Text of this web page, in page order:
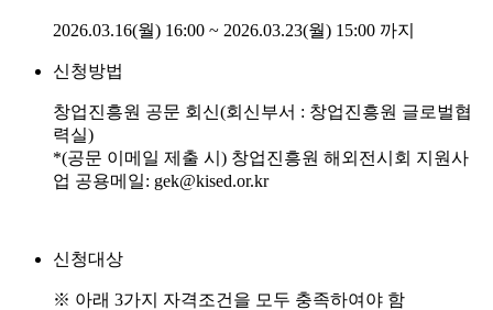
2026.03.16(월) 16:00 ~ 2026.03.23(월) 15:00 까지
신청방법
창업진흥원 공문 회신(회신부서 : 창업진흥원 글로벌협
력실)
*(공문 이메일 제출 시) 창업진흥원 해외전시회 지원사
업 공용메일: gek@kised.or.kr
신청대상
※ 아래 3가지 자격조건을 모두 충족하여야 함